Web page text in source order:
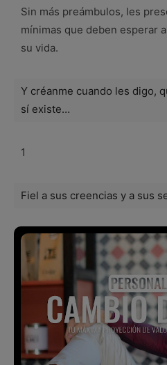
Sin más preámbulos, les
mínimas que deben esperar
su vida.
Y créanme cuando les digo,
sí existe…
1
Fiel a sus creencias y a sus